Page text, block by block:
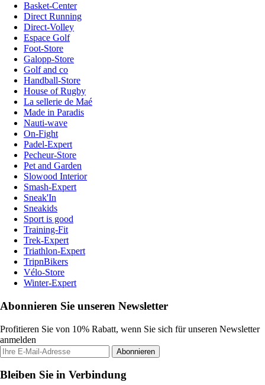
Basket-Center
Direct Running
Direct-Volley
Espace Golf
Foot-Store
Galopp-Store
Golf and co
Handball-Store
House of Rugby
La sellerie de Maé
Made in Paradis
Nauti-wave
On-Fight
Padel-Expert
Pecheur-Store
Pet and Garden
Slowood Interior
Smash-Expert
Sneak'In
Sneakids
Sport is good
Training-Fit
Trek-Expert
Triathlon-Expert
TripnBikers
Vélo-Store
Winter-Expert
Abonnieren Sie unseren Newsletter
Profitieren Sie von 10% Rabatt, wenn Sie sich für unseren Newsletter
anmelden
Abonnieren
Bleiben Sie in Verbindung